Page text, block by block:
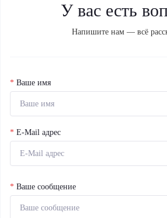
У вас есть
Напишите нам — всё
* Ваше имя
* E-Mail адрес
* Ваше сообщение